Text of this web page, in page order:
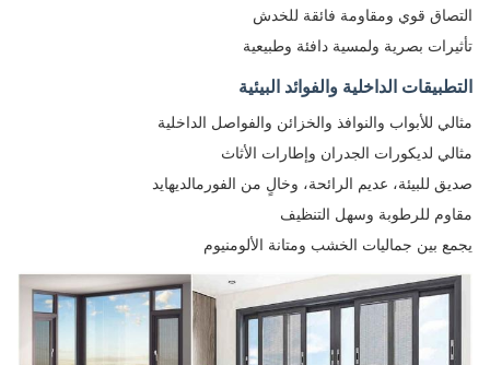
التصاق قوي ومقاومة فائقة للخدش
تأثيرات بصرية ولمسية دافئة وطبيعية
التطبيقات الداخلية والفوائد البيئية
مثالي للأبواب والنوافذ والخزائن والفواصل الداخلية
مثالي لديكورات الجدران وإطارات الأثاث
صديق للبيئة، عديم الرائحة، وخالٍ من الفورمالديهايد
مقاوم للرطوبة وسهل التنظيف
يجمع بين جماليات الخشب ومتانة الألومنيوم